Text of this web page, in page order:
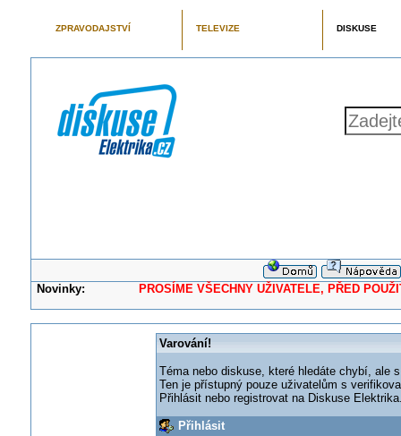
ZPRAVODAJSTVÍ TELEVIZE DISKUSE
Novinky: PROSÍME VŠECHNY UŽIVATELE, PŘED
Varování!
Téma nebo diskuse, které hledáte chybí, ale
Ten je přístupný pouze uživatelům s
Přihlásit nebo registrovat na Diskuse
Přihlásit